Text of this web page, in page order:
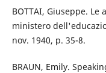
BOTTAI, Giuseppe.
ministero
nov. 1940, p. 35-8.
BRAUN, Emily.